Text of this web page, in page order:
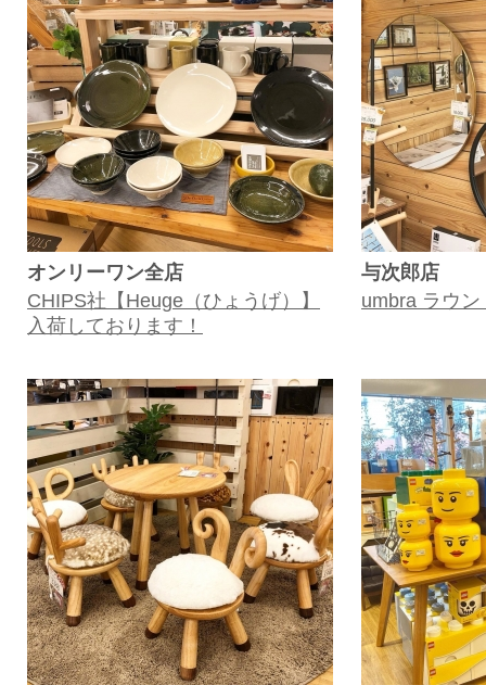
オンリーワン全店
CHIPS社【Heuge（ひょうげ）】
入荷しております！
与次郎店
umbra ラウ